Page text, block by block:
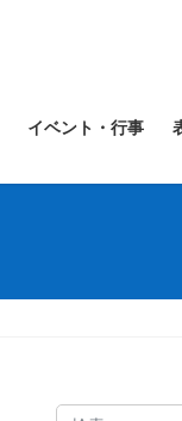
イベント・行事